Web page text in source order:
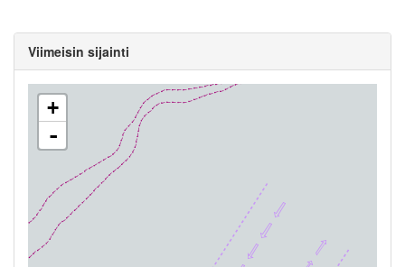
Viimeisin sijainti
+
-